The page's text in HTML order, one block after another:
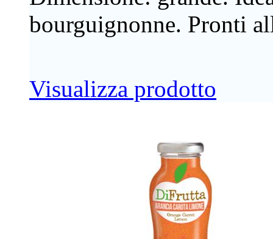
bourguignonne. Pronti
Visualizza prodotto